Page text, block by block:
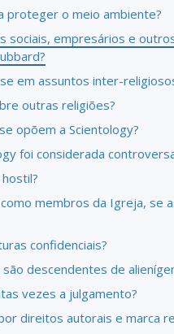
proteger o meio ambiente?
sociais, empresários e
em assuntos inter-
outras religiões?
opõem a Scientology?
foi considerada
membros da Igreja, se
confidenciais?
descendentes de
vezes a julgamento?
direitos autorais e marca